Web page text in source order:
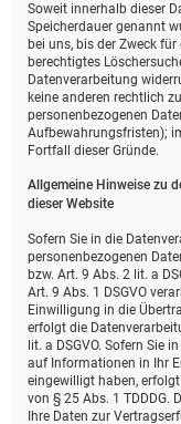
Soweit innerhalb dieser
Speicherdauer genannt
bei uns, bis der Zweck
berechtigtes
Datenverarbeitung
keine anderen rechtlich
personenbezogenen
Aufbewahrungsfristen);
Fortfall dieser Gründe.
Allgemeine Hinweise zu
dieser Website
Sofern Sie in die
personenbezogenen
bzw. Art. 9 Abs. 2 lit. a
Art. 9 Abs. 1 DSGVO
Einwilligung in die
erfolgt die
lit. a DSGVO. Sofern Sie
auf Informationen in Ihr
eingewilligt haben,
von § 25 Abs. 1 TDDDG.
Ihre Daten zur